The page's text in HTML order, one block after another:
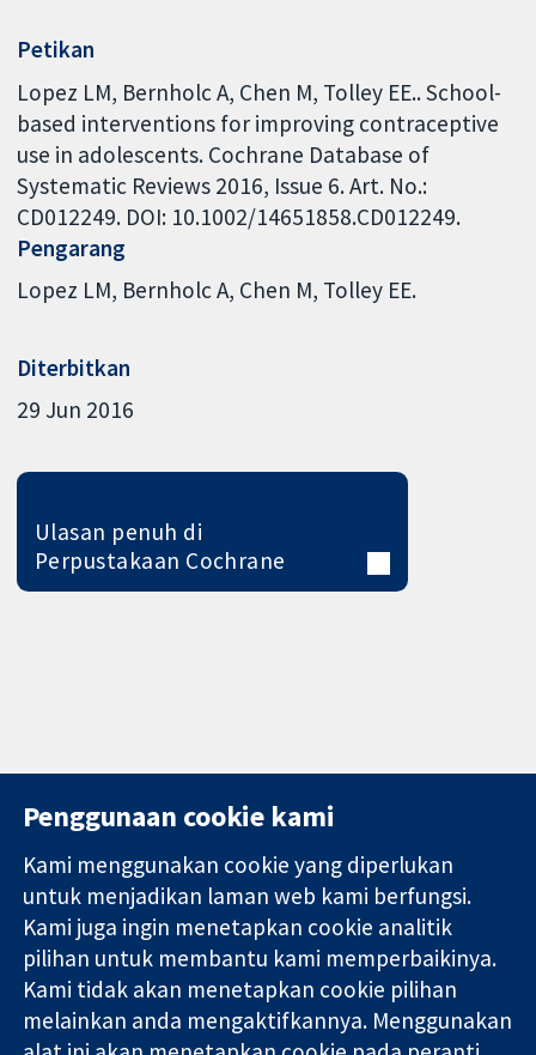
Petikan
Lopez LM, Bernholc A, Chen M, Tolley EE.. School-
based interventions for improving contraceptive
use in adolescents. Cochrane Database of
Systematic Reviews 2016, Issue 6. Art. No.:
CD012249. DOI: 10.1002/14651858.CD012249.
Pengarang
Lopez LM Bernholc A Chen M Tolley EE.
Diterbitkan
29 Jun 2016
Ulasan penuh di
Perpustakaan Cochrane
Bukti yang
dipercayai.
keputusan
termaklum
Kesihatan yang
11-13 Cavendish
Square
London
W1G 0AN
United Kingdom
Hubungi kita
Berita
Pejabat
akhbar
Perihal Kami
Pekerjaan
Cochrane
Penggunaan cookie kami
Kami menggunakan cookie yang diperlukan
untuk menjadikan laman web kami berfungsi.
Kami juga ingin menetapkan cookie analitik
pilihan untuk membantu kami memperbaikinya.
Kami tidak akan menetapkan cookie pilihan
melainkan anda mengaktifkannya. Menggunakan